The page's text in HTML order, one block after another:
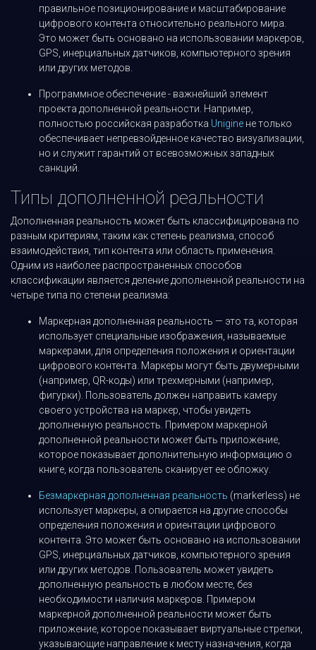
правильное позиционирование и масштабирование
цифрового контента относительно реального мира.
Это может быть основано на использовании маркеров,
GPS, инерциальных датчиков, компьютерного зрения
или других методов.
Программное обеспечение - важнейший элемент
проекта дополненной реальности. Например,
полностью российская разработка Unigine не только
обеспечивает непревзойденное качество визуализации,
но и служит гарантий от всевозможных западных
санкций.
Типы дополненной реальности
Дополненная реальность может быть классифицирована по
разным критериям, таким как степень реализма, способ
взаимодействия, тип контента или область применения.
Одним из наиболее распространенных способов
классификации является деление дополненной реальности на
четыре типа по степени реализма:
Маркерная дополненная реальность — это та, которая
использует специальные изображения, называемые
маркерами, для определения положения и ориентации
цифрового контента. Маркеры могут быть двумерными
(например, QR-коды) или трехмерными (например,
фигурки). Пользователь должен направить камеру
своего устройства на маркер, чтобы увидеть
дополненную реальность. Примером маркерной
дополненной реальности может быть приложение,
которое показывает дополнительную информацию о
книге, когда пользователь сканирует ее обложку.
Безмаркерная дополненная реальность (markerless) не
использует маркеры, а опирается на другие способы
определения положения и ориентации цифрового
контента. Это может быть основано на использовании
GPS, инерциальных датчиков, компьютерного зрения
или других методов. Пользователь может увидеть
дополненную реальность в любом месте, без
необходимости наличия маркеров. Примером
маркерной дополненной реальности может быть
приложение, которое показывает виртуальные стрелки,
указывающие направление к месту назначения, когда